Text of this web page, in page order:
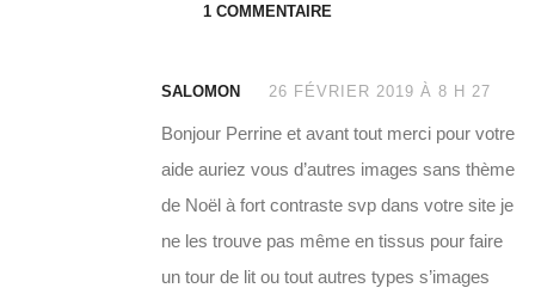
1 COMMENTAIRE
SALOMON 26 FÉVRIER 2019 À 8 H 27
Bonjour Perrine et avant tout merci pour votre
aide auriez vous d’autres images sans thème
de Noël à fort contraste svp dans votre site je
ne les trouve pas même en tissus pour faire
un tour de lit ou tout autres types s’images